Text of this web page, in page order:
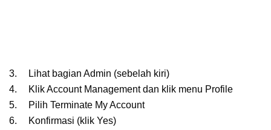
3.
Lihat bagian Admin (sebelah kiri)
4.
Klik Account Management dan klik menu Profile
5.
Pilih Terminate My Account
6.
Konfirmasi (klik Yes)